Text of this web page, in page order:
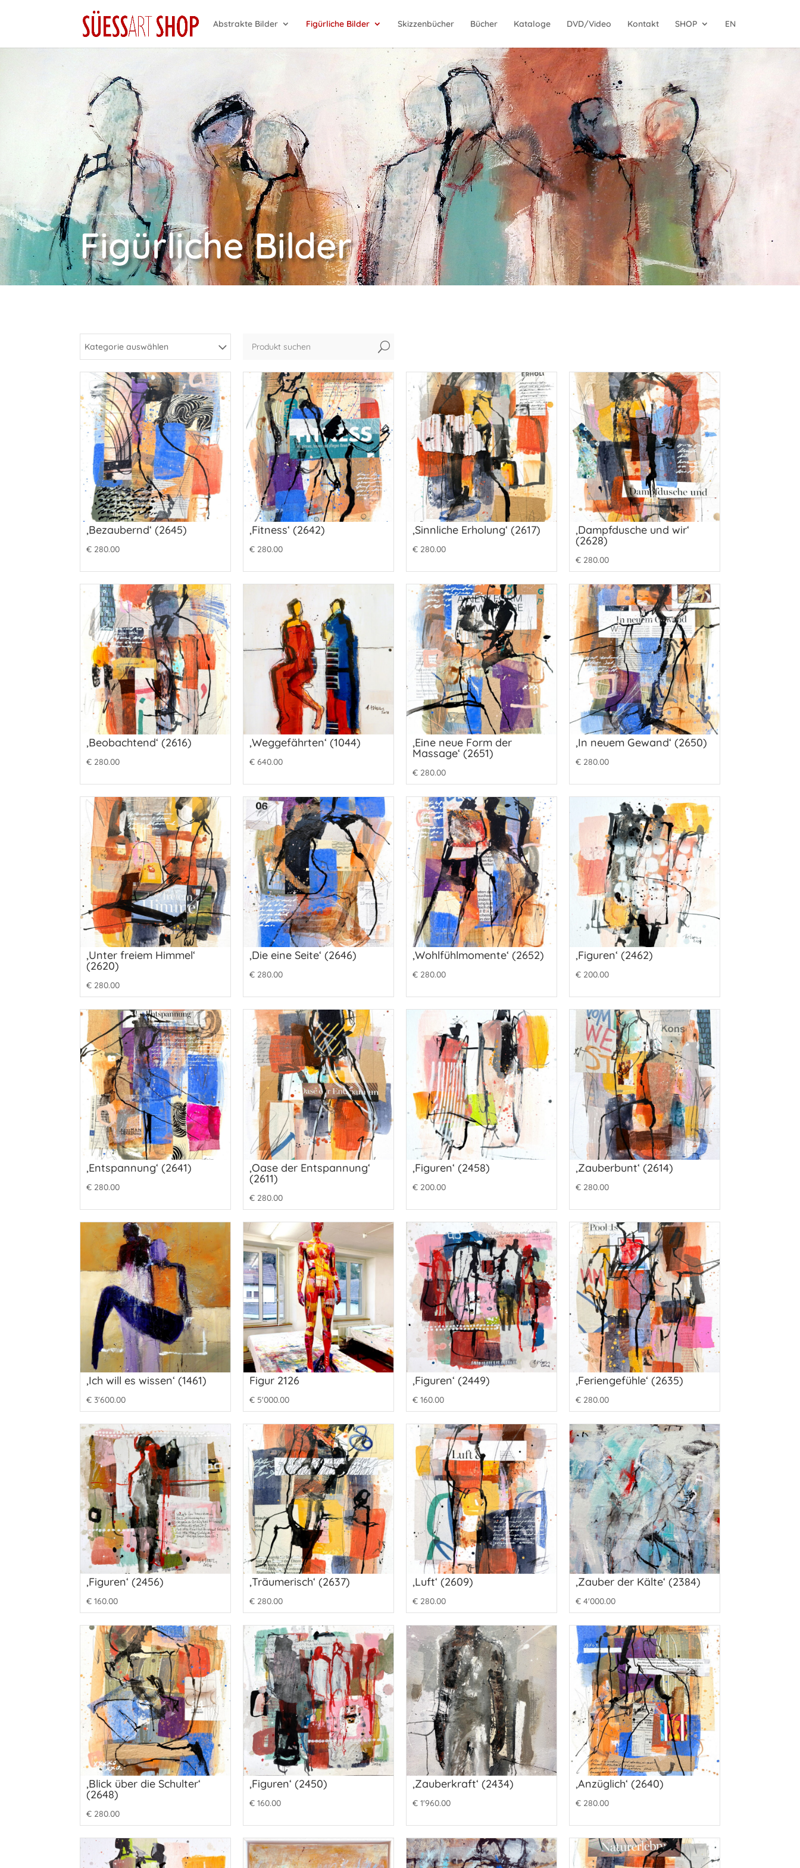
Abstrakte Bilder Figürliche Bilder Skizzenbücher Bücher Kataloge DVD/Video Kontakt SHOP EN
Figürliche Bilder
Kategorie auswählen U
‚Bezaubernd‘ (2645)
€ 280.00
‚Fitness‘ (2642)
€ 280.00
‚Sinnliche Erholung‘ (2617)
€ 280.00
‚Dampfdusche und wir‘
(2628)
€280.00
‚Beobachtend‘ (2616)
€ 280.00
‚Weggefährten‘ (1044)
€ 640.00
‚Eine neue Form der
Massage‘ (2651)
€ 280.00
‚In neuem Gewand‘ (2650)
€280.00
‚Unter freiem Himmel‘
(2620)
€ 280.00
‚Die eine Seite‘ (2646)
€ 280.00
‚Wohlfühlmomente‘ (2652)
€ 280.00
‚Figuren‘ (2462)
€200.00
‚Entspannung‘ (2641)
€ 280.00
‚Oase der Entspannung‘
(2611)
€ 280.00
‚Figuren‘ (2458)
€ 200.00
‚Zauberbunt‘ (2614)
€280.00
‚Ich will es wissen‘ (1461)
€ 3'600.00
Figur 2126
€ 5'000.00
‚Figuren‘ (2449)
€ 160.00
‚Feriengefühle‘ (2635)
€280.00
‚Figuren‘ (2456)
€ 160.00
‚Träumerisch‘ (2637)
€ 280.00
‚Luft‘ (2609)
€ 280.00
‚Zauber der Kälte‘ (2384)
€4'000.00
‚Blick über die Schulter‘
(2648)
€ 280.00
‚Figuren‘ (2450)
€ 160.00
‚Zauberkraft‘ (2434)
€ 1'960.00
‚Anzüglich‘ (2640)
€280.00